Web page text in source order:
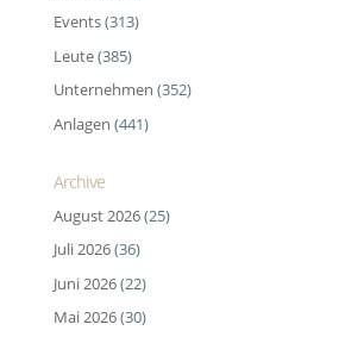
Events(313)
Leute(385)
Unternehmen (352)
Anlagen (441)
Archive
August 2026(25)
Juli 2026(36)
Juni 2026(22)
Mai 2026(30)